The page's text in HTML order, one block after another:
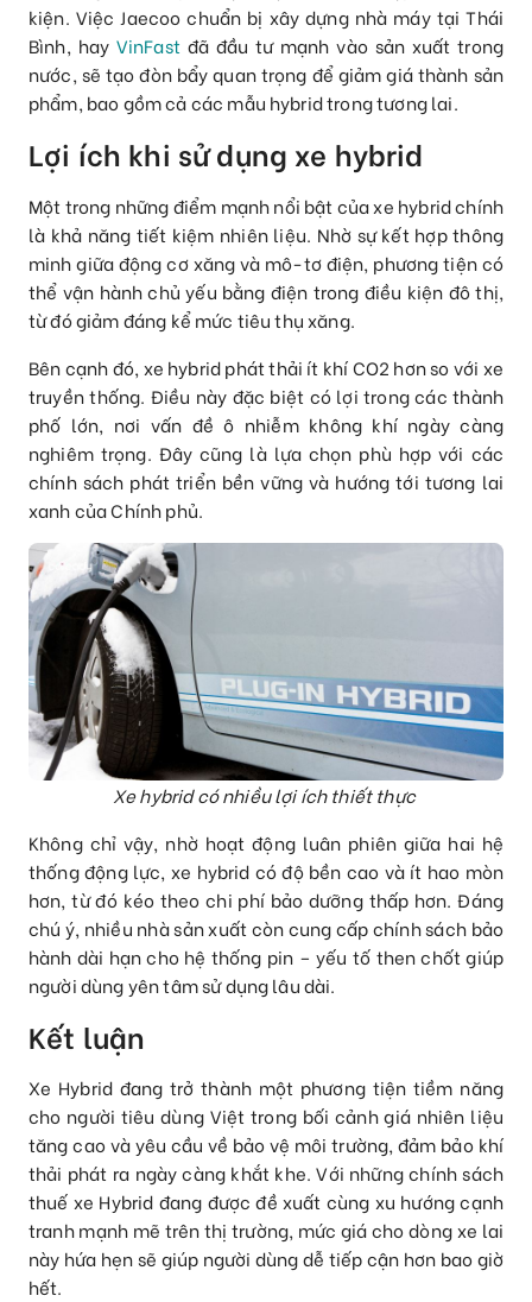
kiện. Việc Jaecoo chuẩn bị xây dựng nhà máy tại Thái
Bình, hay VinFastđã đầu tư mạnh vào sản xuất trong
nước, sẽ tạo đòn bẩy quan trọng để giảm giá thành sản
phẩm, bao gồm cả các mẫu hybrid trong tương lai.
Lợi ích khi sử dụng xe hybrid
Một trong những điểm mạnh nổi bật của xe hybrid chính
là khả năng tiết kiệm nhiên liệu. Nhờ sự kết hợp thông
minh giữa động cơ xăng và mô-tơ điện, phương tiện có
thể vận hành chủ yếu bằng điện trong điều kiện đô thị,
từ đó giảm đáng kể mức tiêu thụ xăng.
Bên cạnh đó, xe hybrid phát thải ít khí CO2 hơn so với xe
truyền thống. Điều này đặc biệt có lợi trong các thành
phố lớn, nơi vấn đề ô nhiễm không khí ngày càng
nghiêm trọng. Đây cũng là lựa chọn phù hợp với các
chính sách phát triển bền vững và hướng tới tương lai
xanh của Chính phủ.
Xe hybrid có nhiều lợi ích thiết thực
Không chỉ vậy, nhờ hoạt động luân phiên giữa hai hệ
thống động lực, xe hybrid có độ bền cao và ít hao mòn
hơn, từ đó kéo theo chi phí bảo dưỡng thấp hơn. Đáng
chú ý, nhiều nhà sản xuất còn cung cấp chính sách bảo
hành dài hạn cho hệ thống pin – yếu tố then chốt giúp
người dùng yên tâm sử dụng lâu dài.
Kết luận
Xe Hybrid đang trở thành một phương tiện tiềm năng
cho người tiêu dùng Việt trong bối cảnh giá nhiên liệu
tăng cao và yêu cầu về bảo vệ môi trường, đảm bảo khí
thải phát ra ngày càng khắt khe. Với những chính sách
thuế xe Hybrid đang được đề xuất cùng xu hướng cạnh
tranh mạnh mẽ trên thị trường, mức giá cho dòng xe lai
này hứa hẹn sẽ giúp người dùng dễ tiếp cận hơn bao giờ
hết.